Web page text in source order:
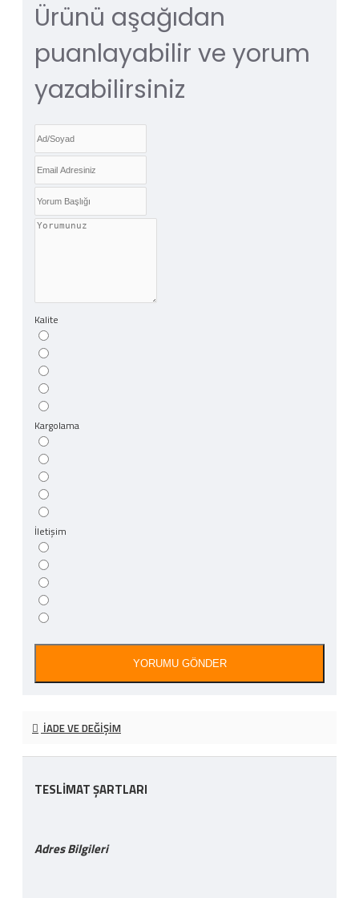
Ürünü aşağıdan
puanlayabilir ve yorum
yazabilirsiniz
Kalite
Kargolama
İletişim
YORUMU GÖNDER
İADE VE DEĞIŞIM
TESLİMAT ŞARTLARI
Adres Bilgileri